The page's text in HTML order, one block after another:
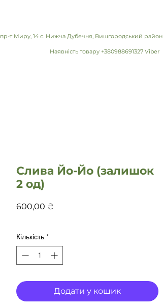
пр-т Миру, 14 с. Нижча Дубечня, Вишгородський район
Наявність товару +380988691327 Viber
Слива Йо-Йо (залишок
2 од)
600,00 ₴
Кількість *
Додати у кошик